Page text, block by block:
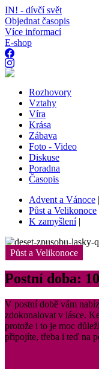
IN! - dívčí svět
Objednat časopis
Více informací
E-shop
Rozhovory
Vztahy
Víra
Krása
Zábava
Foto - Video
Diskuse
Poradna
Časopis
Advent a Vánoce |
Půst a Velikonoce
K zamyšlení|
Půst a Velikonoce
Postní doba:
V postní době vám
zdokonalovat v lásce.
protože i to je moc
připojíte, třeba i teď na